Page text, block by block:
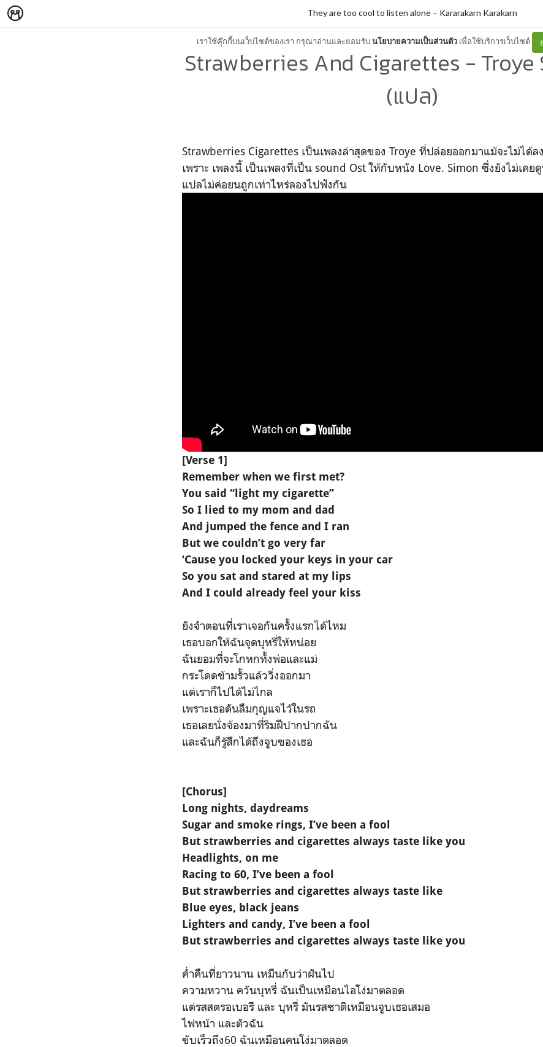
เราใช้คุ๊กกี้บนเว็บไซต์ของเรา กรุณาอ่านและยอมรับนโยบายความเป็นส่วนตัว เพื่อใช้บริการเว็บไซต์
They are too cool to listen alone– Kararakarn Karakarn
Strawberries And Cigarettes - Troye
(แปล)
Strawberries Cigarettes เป็นเพลงล่าสุดของ Troye ที่ปล่อยออกมาแม้จะไม่ได้
เพราะ เพลงนี้ เป็นเพลงที่เป็น sound Ost ให้กับหนัง Love. Simon ซึ่งยังไม่เคย
แปลไม่ค่อยนถูกเท่าไหร่ลองไปฟังกัน
[Verse 1]
Remember when we first met?
You said “light my cigarette”
So I lied to my mom and dad
And jumped the fence and I ran
But we couldn’t go very far
‘Cause you locked your keys in your car
So you sat and stared at my lips
And I could already feel your kiss
ยังจำตอนที่เราเจอกันครั้งแรกได้ไหม
เธอบอกให้ฉันจุดบุหรี่ให้หน่อย
ฉันยอมที่จะโกหกทั้งพ่อและแม่
กระโดดข้ามรั้วแล้ววิ่งออกมา
แต่เราก็ไปได้ไม่ไกล
เพราะเธอดันลืมกุญแจไว้ในรถ
เธอเลยนั่งจ้องมาที่ริมฝีปากปากฉัน
และฉันก็รู้สึกได้ถึงจูบของเธอ
[Chorus]
Long nights, daydreams
Sugar and smoke rings, I’ve been a fool
But strawberries and cigarettes always taste like you
Headlights, on me
Racing to 60, I’ve been a fool
But strawberries and cigarettes always taste like
Blue eyes, black jeans
Lighters and candy, I’ve been a fool
But strawberries and cigarettes always taste like you
ค่ำคืนที่ยาวนาน เหมืนกับว่าฝันไป
ความหวาน ควันบุหรี่ ฉันเป็นเหมือนไอโง่มาตลอด
แต่รสสตรอเบอรี และ บุหรี่ มันรสชาติเหมือนจูบเธอเสมอ
ไฟหน้า และตัวฉัน
ขับเร็วถึง60 ฉันเหมือนคนโง่มาตลอด